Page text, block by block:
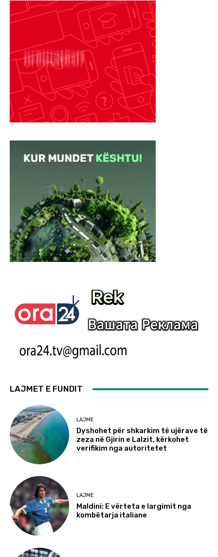
LAJMET E FUNDIT
LAJME
Dyshohet për shkarkim të ujërave të
zeza në Gjirin e Lalzit, kërkohet
verifikim nga autoritetet
LAJME
Maldini: E vërteta e largimit nga
kombëtarja italiane